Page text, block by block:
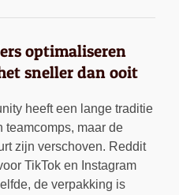
optimaliseren
sneller dan ooit
heeft een lange traditie
teamcomps, maar de
zijn verschoven. Reddit
TikTok en Instagram
de verpakking is